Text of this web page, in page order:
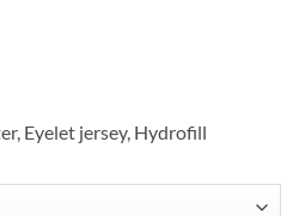
Eyelet jersey, Hydrofill